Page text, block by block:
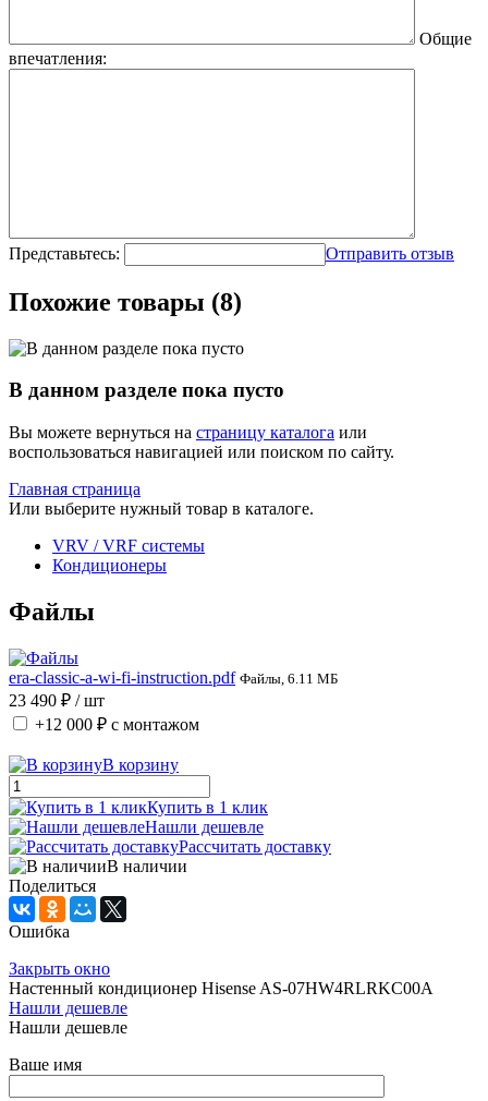
Общие
впечатления:
Представьтесь: Отправить отзыв
Похожие товары (8)
В данном разделе пока пусто
Вы можете вернуться на страницу каталога или
воспользоваться навигацией или поиском по сайту.
Главная страница
Или выберите нужный товар в каталоге.
VRV / VRF системы
Кондиционеры
Файлы
era-classic-a-wi-fi-instruction.pdf Файлы, 6.11 МБ
23 490 ₽ / шт
+12 000 ₽ с монтажом
В корзину
Купить в 1 клик
Нашли дешевле
Рассчитать доставку
В наличии
Поделиться
Ошибка
Закрыть окно
Настенный кондиционер Hisense AS-07HW4RLRKC00A
Нашли дешевле
Нашли дешевле
Ваше имя